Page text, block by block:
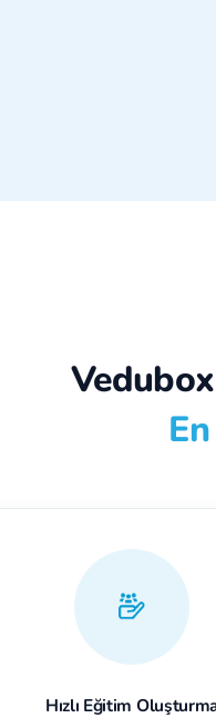
Hızlı Eğitim